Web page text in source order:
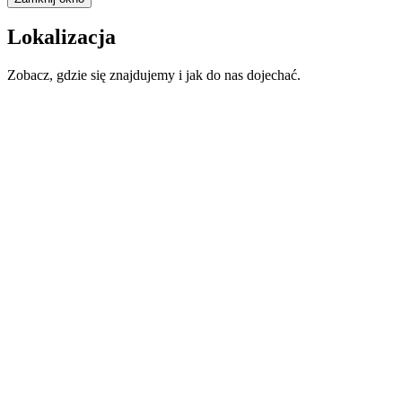
Lokalizacja
Zobacz, gdzie się znajdujemy i jak do nas dojechać.